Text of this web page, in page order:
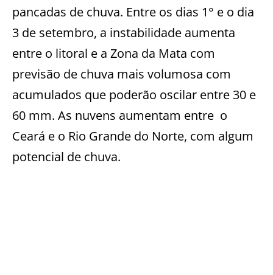
pancadas de chuva. Entre os dias 1° e o dia
3 de setembro, a instabilidade aumenta
entre o litoral e a Zona da Mata com
previsão de chuva mais volumosa com
acumulados que poderão oscilar entre 30 e
60 mm. As nuvens aumentam entre o
Ceará e o Rio Grande do Norte, com algum
potencial de chuva.